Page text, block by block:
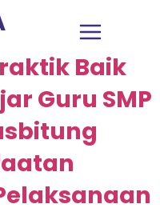
Baik
Guru SMP